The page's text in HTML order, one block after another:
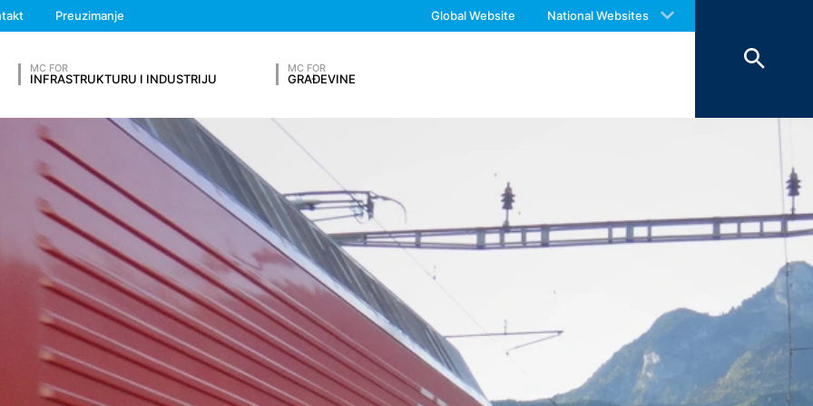
Preuzimanje Global Website National Websites
MC FOR
INFRASTRUKTURU I INDUSTRIJU
MC FOR
GRAĐEVINE
drugih izvora. Log datoteke servera se skladište maksimalno 7 dana a zatim se brišu. Skladištenje
npr. da bi se razjasnili slučajevi zloupotrebe. Ako podaci moraju da se opozovu iz razloga dokazivanja,
konačno ne razjasni. Tokom ovog perioda, obrada je ograničena.
nas na dobrovoljnoj bazi možete kontaktirati na mreži. Kao dio kontakt formulara, sakupljamo lične
e-mail adresu), temu i sadržaj vaše poruke kao i brošure koje ste tražili.
na vaš zahtjev. Pošto obrađujemo podatke, imamo legitiman interes da odgovorimo na vaše upite (čl. 6,
da vodimo evidenciju i na osnovu komercijalnih i fiskalnih propisa (čl. 6, paragraf 1 (c) GDPR).
za hosting koji radi hosting našeg web sajta za nas. Prelazak na treće se ne dešava. Planiramo da
od 10 godina, a zatim ih izbrišemo. Prenos u treće zemlje izvan Evropskog ekonomskog prostora nije
RESUME
Prezime*
Broj telefona
Feel free to contact us again should you find necessary.